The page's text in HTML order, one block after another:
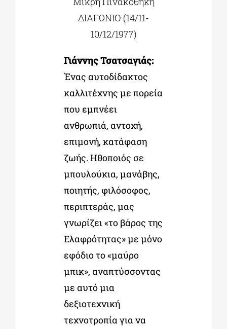
ΔΙΑΓΩΝΙΟ (14/11-
10/12/1977)
Γιάννης Τσατσαγιάς:
Ένας αυτοδίδακτος
καλλιτέχνης με πορεία
που εμπνέει
ανθρωπιά, αντοχή,
επιμονή, κατάφαση
ζωής. Ηθοποιός σε
μπουλούκια, μανάβης,
ποιητής, φιλόσοφος,
περιπτεράς, μας
γνωρίζει «το βάρος της
Ελαφρότητας» με μόνο
εφόδιο το «μαύρο
μπικ», αναπτύσσοντας
με αυτό μια
δεξιοτεχνική
τεχνοτροπία για να